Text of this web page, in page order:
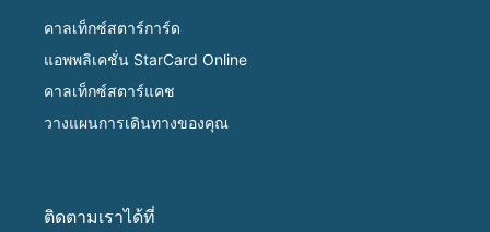
คาลเท็กซ์สตาร์การ์ด
แอพพลิเคชั่น StarCard Online
คาลเท็กซ์สตาร์แคช
วางแผนการเดินทางของคุณ
ติดตามเราได้ที่